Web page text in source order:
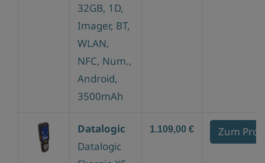
32GB, 1D,
Imager, BT,
WLAN,
NFC, Num.,
Android,
3500mAh
Datalogic
Datalogic
1.109,00 € Zum